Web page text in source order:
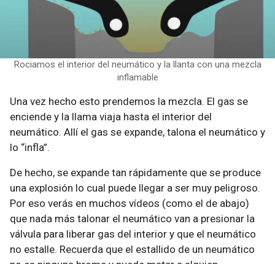
Rociamos el interior del neumático y la llanta con una mezcla
inflamable
Una vez hecho esto prendemos la mezcla. El gas se
enciende y la llama viaja hasta el interior del
neumático. Allí el gas se expande, talona el neumático y
lo “infla”.
De hecho, se expande tan rápidamente que se produce
una explosión lo cual puede llegar a ser muy peligroso.
Por eso verás en muchos vídeos (como el de abajo)
que nada más talonar el neumático van a presionar la
válvula para liberar gas del interior y que el neumático
no estalle. Recuerda que el estallido de un neumático